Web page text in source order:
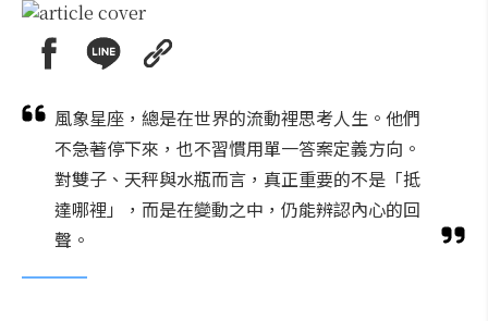
風象星座，總是在世界的流動裡思考人生。他們
不急著停下來，也不習慣用單一答案定義方向。
對雙子、天秤與水瓶而言，真正重要的不是「抵
達哪裡」，而是在變動之中，仍能辨認內心的回
聲。